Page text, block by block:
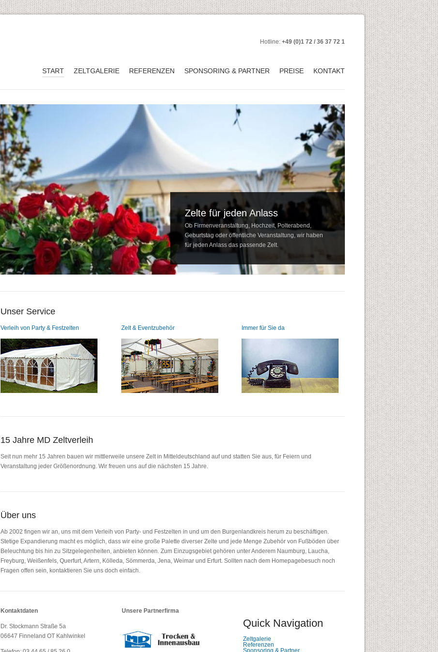
Hotline: +49 (0)1 72 / 36 37 72 1
START ZELTGALERIE REFERENZEN SPONSORING & PARTNER PREISE KONTAKT
Zelte für jeden Anlass
Ob Firmenveranstaltung, Hochzeit, Polterabend,
Geburtstag oder öffentliche Veranstaltung, wir haben
für jeden Anlass das passende Zelt.
Unser Service
Verleih von Party & Festzelten Zelt & Eventzubehör Immer für Sie da
15 Jahre MD Zeltverleih
Seit nun mehr 15 Jahren bauen wir mittlerweile unsere Zelt in Mitteldeutschland auf und statten Sie aus, für Feiern und
Veranstaltung jeder Größenordnung. Wir freuen uns auf die nächsten 15 Jahre.
Über uns
Ab 2002 fingen wir an, uns mit dem Verleih von Party- und Festzelten in und um den Burgenlandkreis herum zu beschäftigen.
Stetige Expandierung macht es möglich, dass wir eine große Palette diverser Zelte und jede Menge Zubehör von Fußböden über
Beleuchtung bis hin zu Sitzgelegenheiten, anbieten können. Zum Einzugsgebiet gehören unter Anderem Naumburg, Laucha,
Freyburg, Weißenfels, Querfurt, Artern, Kölleda, Sömmerda, Jena, Weimar und Erfurt. Sollten nach dem Homepagebesuch noch
Fragen offen sein, kontaktieren Sie uns doch einfach.
Kontaktdaten
Dr. Stockmann Straße 5a
06647 Finneland OT Kahlwinkel
Unsere Partnerfirma
Quick Navigation
Navigation
überspringen
Zeltgalerie
Referenzen
Sponsoring & Partner